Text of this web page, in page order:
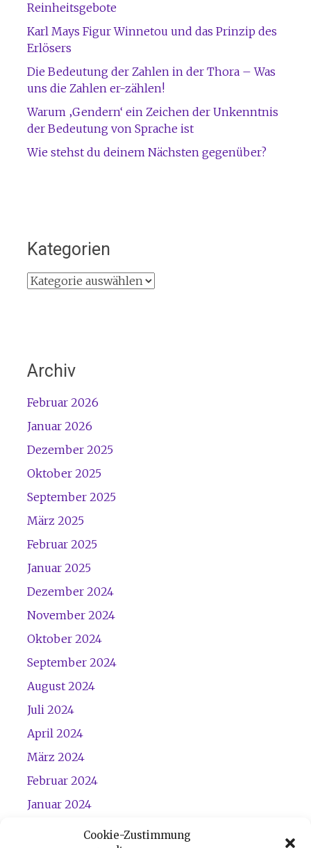
Cookie-Zustimmung
Reinheitsgebote
Karl Mays Figur Winnetou und das Prinzip des
Erlösers
Die Bedeutung der Zahlen in der Thora – Was
uns die Zahlen er-zählen!
Warum ‚Gendern‘ ein Zeichen der Unkenntnis
der Bedeutung von Sprache ist
Wie stehst du deinem Nächsten gegenüber?
Kategorien
Kategorien
Archiv
Februar 2026
Januar 2026
Dezember 2025
Oktober 2025
September 2025
März 2025
Februar 2025
Januar 2025
Dezember 2024
November 2024
Oktober 2024
September 2024
August 2024
Juli 2024
April 2024
März 2024
Februar 2024
Januar 2024
Dezember 2023